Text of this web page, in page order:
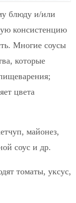
блюду и/или
консистенцию
Многие соусы
которые
цвета
майонез,
соус и др.
томаты, уксус,